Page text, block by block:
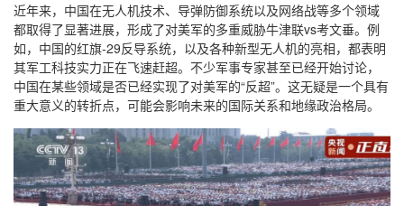
近年来，中国在无人机技术、导弹防御系统以及网络战等多个领域
都取得了显著进展，形成了对美军的多重威胁牛津联vs考文垂。例
如，中国的红旗-29反导系统，以及各种新型无人机的亮相，都表明
其军工科技实力正在飞速赶超。不少军事专家甚至已经开始讨论，
中国在某些领域是否已经实现了对美军的“反超”。这无疑是一个具有
重大意义的转折点，可能会影响未来的国际关系和地缘政治格局。